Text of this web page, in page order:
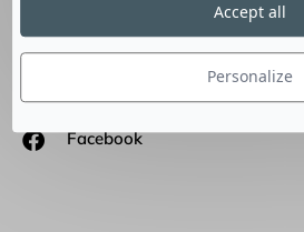
SUIVEZ-NOUS
Facebook
Personalize
Accept all